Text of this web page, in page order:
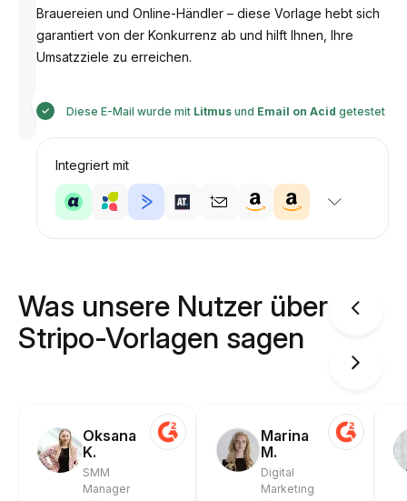
Anastasiia
Brauereien und Online-Händler – diese Vorlage hebt sich
garantiert von der Konkurrenz ab und hilft Ihnen, Ihre
Umsatzziele zu erreichen.
Diese E-Mail wurde mit Litmus und Email on Acid getestet
Integriert mit
Was unsere Nutzer über
Stripo-Vorlagen sagen
Oksana
K.
SMM
Manager
Marina
M.
Digital
Marketing